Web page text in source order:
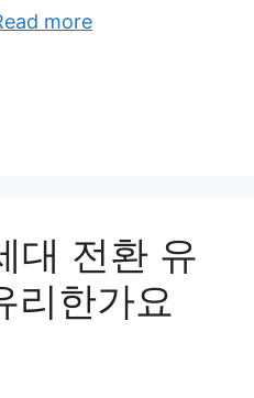
more
대 전환 유
리한가요